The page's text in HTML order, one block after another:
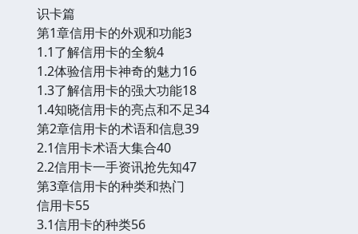
识卡篇
第1章信用卡的外观和功能3
1.1了解信用卡的全貌4
1.2体验信用卡神奇的魅力16
1.3了解信用卡的强大功能18
1.4知晓信用卡的亮点和不足34
第2章信用卡的术语和信息39
2.1信用卡术语大集合40
2.2信用卡一手资讯抢先知47
第3章信用卡的种类和热门
信用卡55
3.1信用卡的种类56